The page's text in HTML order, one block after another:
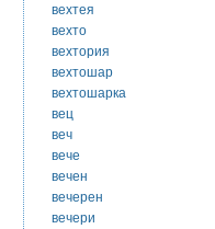
вехтея
вехто
вехтория
вехтошар
вехтошарка
вец
веч
вече
вечен
вечерен
вечери